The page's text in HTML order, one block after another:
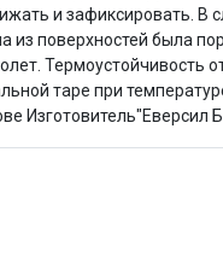
и зафиксировать. В
поверхностей была
Термоустойчивость
таре при
Изготовитель"Еверсил